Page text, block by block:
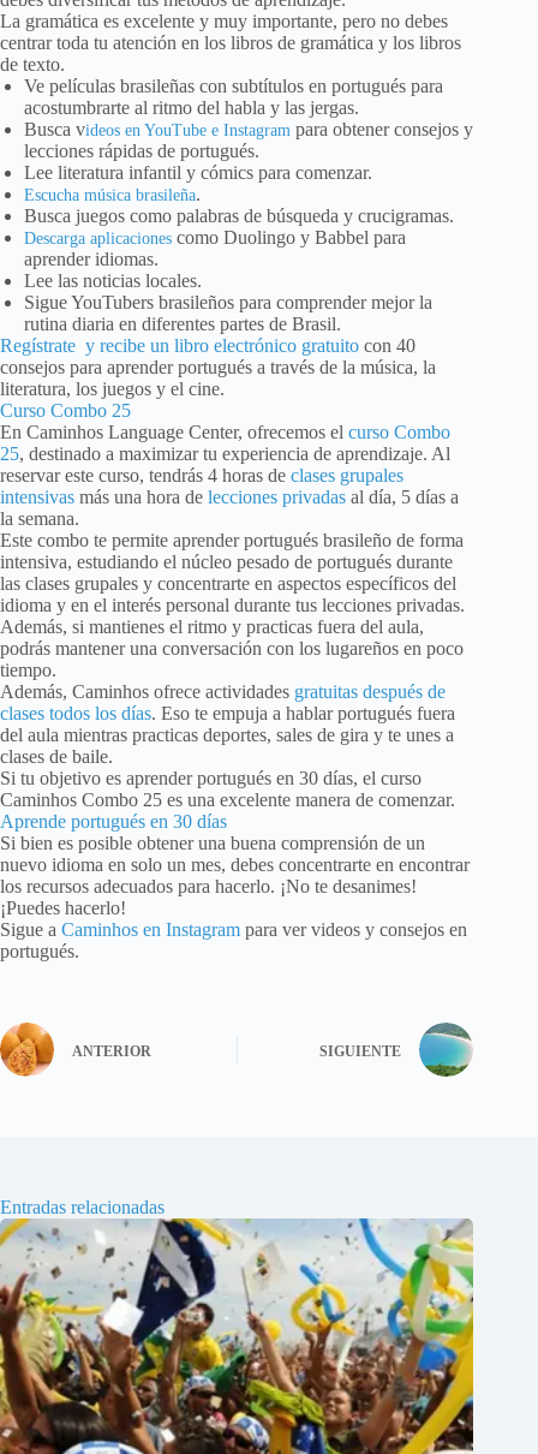
La gramática es excelente y muy importante, pero no debes
centrar toda tu atención en los libros de gramática y los libros
de texto.
Ve películas brasileñas con subtítulos en portugués para
acostumbrarte al ritmo del habla y las jergas.
Busca videos en YouTube e Instagram para obtener consejos y
lecciones rápidas de portugués.
Lee literatura infantil y cómics para comenzar.
Escucha música brasileña.
Busca juegos como palabras de búsqueda y crucigramas.
Descarga aplicaciones como Duolingo y Babbel para
aprender idiomas.
Lee las noticias locales.
Sigue YouTubers brasileños para comprender mejor la
rutina diaria en diferentes partes de Brasil.
Regístrate y recibe un libro electrónico gratuito con 40
consejos para aprender portugués a través de la música, la
literatura, los juegos y el cine.
Curso Combo 25
En Caminhos Language Center, ofrecemos el curso Combo
25, destinado a maximizar tu experiencia de aprendizaje. Al
reservar este curso, tendrás 4 horas de clases grupales
intensivas más una hora de lecciones privadas al día, 5 días a
la semana.
Este combo te permite aprender portugués brasileño de forma
intensiva, estudiando el núcleo pesado de portugués durante
las clases grupales y concentrarte en aspectos específicos del
idioma y en el interés personal durante tus lecciones privadas.
Además, si mantienes el ritmo y practicas fuera del aula,
podrás mantener una conversación con los lugareños en poco
tiempo.
Además, Caminhos ofrece actividades gratuitas después de
clases todos los días. Eso te empuja a hablar portugués fuera
del aula mientras practicas deportes, sales de gira y te unes a
clases de baile.
Si tu objetivo es aprender portugués en 30 días, el curso
Caminhos Combo 25 es una excelente manera de comenzar.
Aprende portugués en 30 días
Si bien es posible obtener una buena comprensión de un
nuevo idioma en solo un mes, debes concentrarte en encontrar
los recursos adecuados para hacerlo. ¡No te desanimes!
¡Puedes hacerlo!
Sigue a Caminhos en Instagram para ver videos y consejos en
portugués.
ANTERIOR SIGUIENTE
Entradas relacionadas